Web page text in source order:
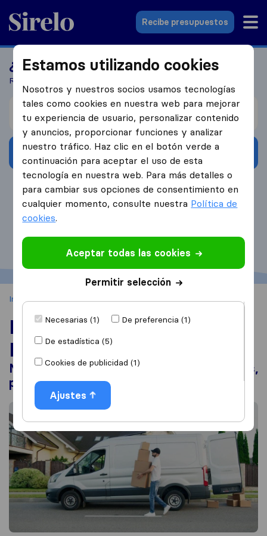
Sirelo.es
Recibe presupuestos
¿Buscas una empresa de mudanzas?
Recibe 5 presupuestos en 3 pasos
Me mudo de
Recibe presupuestos
4.3 793 Reseñas de Google
Inicio Mudanzas nacionales en España
Mudanzas nacionales en
España
Mejores empresas de mudanzas nacionales,
precios y servicios
Estamos utilizando cookies
Nosotros y nuestros socios usamos tecnologías
tales como cookies en nuestra web para mejorar
tu experiencia de usuario, personalizar contenido
y anuncios, proporcionar funciones y analizar
nuestro tráfico. Haz clic en el botón verde a
continuación para aceptar el uso de esta
tecnología en nuestra web. Para más detalles o
para cambiar sus opciones de consentimiento en
cualquier momento, consulte nuestra Política de
cookies.
Aceptar todas las cookies
Permitir selección
Necesarias (1)
De preferencia (1)
De estadística (5)
Cookies de publicidad (1)
Ajustes